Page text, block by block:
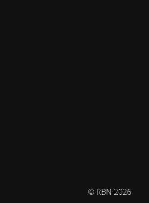
© RBN 2026